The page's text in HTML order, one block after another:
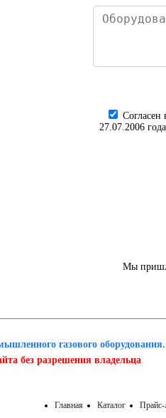
27.07.2006
Мы
газового оборудования.
без разрешения владельца
Главная Каталог Прайс-